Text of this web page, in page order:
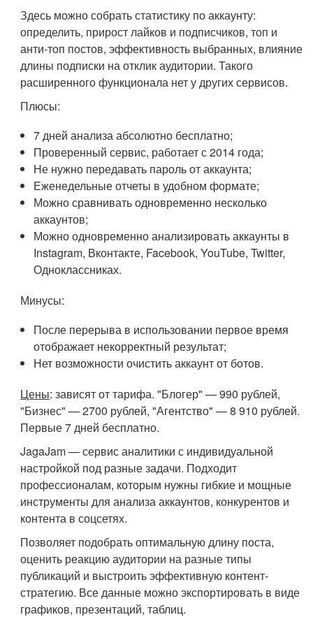
Здесь можно собрать статистику по аккаунту:
определить, прирост лайков и подписчиков, топ и
анти-топ постов, эффективность выбранных, влияние
длины подписки на отклик аудитории. Такого
расширенного функционала нет у других сервисов.
Плюсы:
7 дней анализа абсолютно бесплатно;
Проверенный сервис, работает с 2014 года;
Не нужно передавать пароль от аккаунта;
Еженедельные отчеты в удобном формате;
Можно сравнивать одновременно несколько
аккаунтов;
Можно одновременно анализировать аккаунты в
Instagram, Вконтакте, Facebook, YouTube, Twitter,
Одноклассниках.
Минусы:
После перерыва в использовании первое время
отображает некорректный результат;
Нет возможности очистить аккаунт от ботов.
Цены: зависят от тарифа. "Блогер" — 990 рублей,
"Бизнес" — 2700 рублей, "Агентство" — 8 910 рублей.
Первые 7 дней бесплатно.
JagaJam — сервис аналитики с индивидуальной
настройкой под разные задачи. Подходит
профессионалам, которым нужны гибкие и мощные
инструменты для анализа аккаунтов, конкурентов и
контента в соцсетях.
Позволяет подобрать оптимальную длину поста,
оценить реакцию аудитории на разные типы
публикаций и выстроить эффективную контент-
стратегию. Все данные можно экспортировать в виде
графиков, презентаций, таблиц.